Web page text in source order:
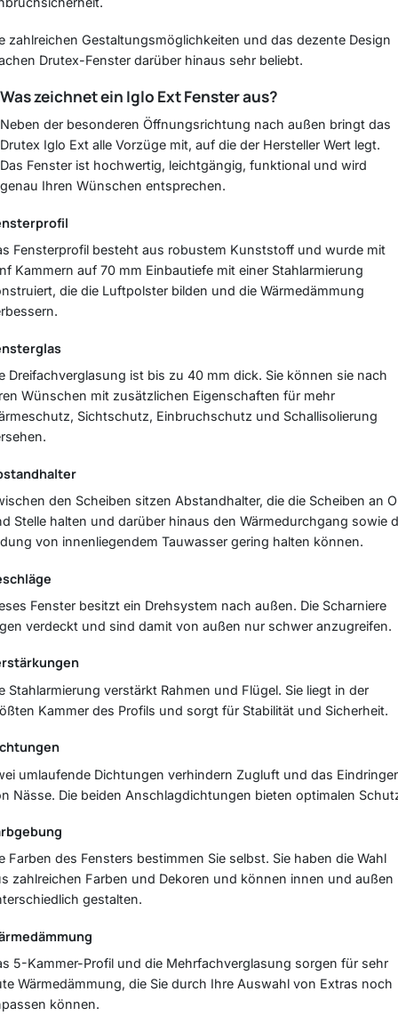
zahlreichen Gestaltungsmöglichkeiten und das dezente Design
Drutex-Fenster darüber hinaus sehr beliebt.
Was zeichnet ein Iglo ExtFenster aus?
Neben der besonderen Öffnungsrichtung nach außen bringt das
Drutex Iglo Ext alle Vorzüge mit, auf die der Hersteller Wert legt.
Das Fenster ist hochwertig, leichtgängig, funktional und wird
genau Ihren Wünschen entsprechen.
Fensterprofil besteht aus robustem Kunststoff und wurde mit
Kammern auf 70 mm Einbautiefe mit einer Stahlarmierung
die die Luftpolster bilden und die Wärmedämmung
Dreifachverglasung ist bis zu 40 mm dick. Sie können sie nach
Wünschen mit zusätzlichen Eigenschaften für mehr
Sichtschutz, Einbruchschutz und Schallisolierung
den Scheiben sitzen Abstandhalter, die die Scheiben an
Stelle halten und darüber hinaus den Wärmedurchgang sowie
von innenliegendem Tauwasser gering halten können.
Fenster besitzt ein Drehsystem nach außen. Die Scharniere
verdeckt und sind damit von außen nur schwer anzugreifen.
Stahlarmierung verstärkt Rahmen und Flügel. Sie liegt in der
Kammer des Profils und sorgt für Stabilität und Sicherheit.
umlaufende Dichtungen verhindern Zugluft und das
Nässe. Die beiden Anschlagdichtungen bieten optimalen
Farben des Fensters bestimmen Sie selbst. Sie haben die Wahl
zahlreichen Farben und Dekoren und können innen und außen
gestalten.
5-Kammer-Profil und die Mehrfachverglasung sorgen für sehr
Wärmedämmung, die Sie durch Ihre Auswahl von Extras noch
können.